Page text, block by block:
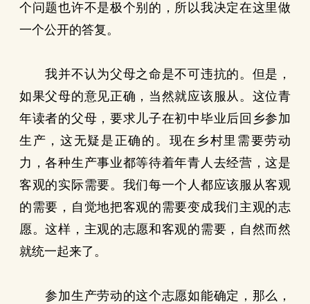
个问题也许不是极个别的，所以我决定在这里做
一个公开的答复。
我并不认为父母之命是不可违抗的。但是，
如果父母的意见正确，当然就应该服从。这位青
年读者的父母，要求儿子在初中毕业后回乡参加
生产，这无疑是正确的。现在乡村里需要劳动
力，各种生产事业都等待着年青人去经营，这是
客观的实际需要。我们每一个人都应该服从客观
的需要，自觉地把客观的需要变成我们主观的志
愿。这样，主观的志愿和客观的需要，自然而然
就统一起来了。
参加生产劳动的这个志愿如能确定，那么，